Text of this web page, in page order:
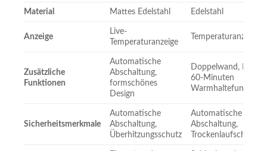
Material Mattes Edelstahl Edelstahl
Anzeige
Live-
Temperaturanzeige
Temperaturanzeige
Zusätzliche
Funktionen
Automatische
Abschaltung,
formschönes
Design
Doppelwand, BPA-
60-Minuten
Warmhaltefunktion
Sicherheitsmerkmale
Automatische
Abschaltung,
Überhitzungsschutz
Automatische
Abschaltung,
Trockenlaufschutz